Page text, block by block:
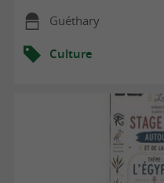
Guéthary
Culture